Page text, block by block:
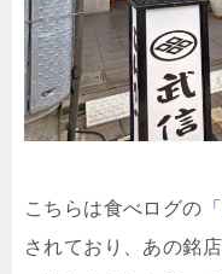
こちらは食べログの「
されており、あの銘店